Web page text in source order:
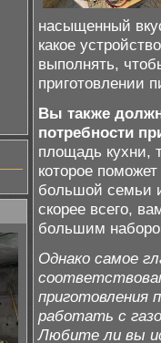
насыщенный
какое
выполнять,
приготовлении
Вы также
потребности
площадь кухни,
которое
большой семьи
скорее всего,
большим
Однако самое
работать с
Любите ли вы